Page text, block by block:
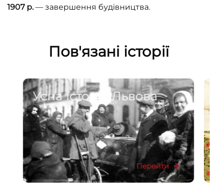
1907 р.— завершення будівництва.
Пов'язані історії
Усна історія Львова
Перейти